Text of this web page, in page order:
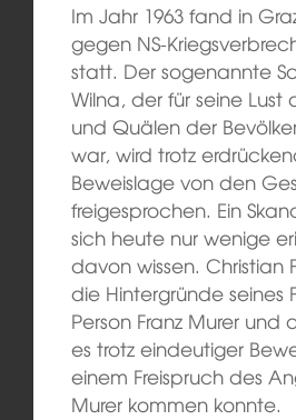
Im Jahr 1963 fand in
gegen NS-
statt. Der sogenannte
Wilna, der für seine Lust
und Quälen der
war, wird trotz
Beweislage von den
freigesprochen. Ein
sich heute nur wenige
davon wissen. Christian
die Hintergründe seines
Person Franz Murer und
es trotz eindeutiger
einem Freispruch des
Murer kommen konnte.